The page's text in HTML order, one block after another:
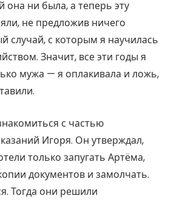
она ни была, а теперь эту
не предложив ничего
случай, с которым я научилась
Значит, все эти годы я
мужа — я оплакивала и ложь,
с частью
Игоря. Он утверждал,
только запугать Артёма,
документов и замолчать.
Тогда они решили